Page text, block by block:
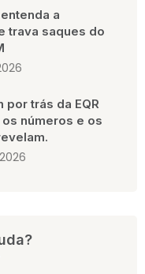
a
trava saques do
por trás da EQR
números e os